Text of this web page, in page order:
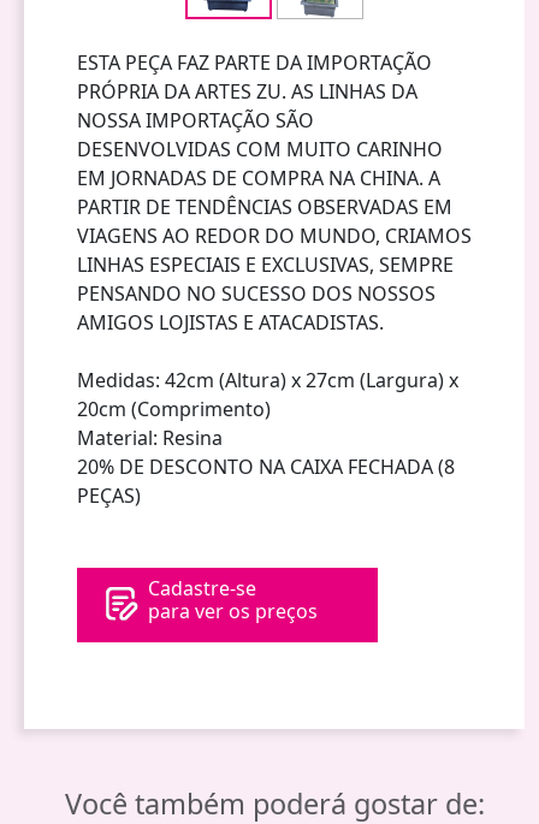
ESTA PEÇA FAZ PARTE DA IMPORTAÇÃO
PRÓPRIA DA ARTES ZU. AS LINHAS DA
NOSSA IMPORTAÇÃO SÃO
DESENVOLVIDAS COM MUITO CARINHO
EM JORNADAS DE COMPRA NA CHINA. A
PARTIR DE TENDÊNCIAS OBSERVADAS EM
VIAGENS AO REDOR DO MUNDO, CRIAMOS
LINHAS ESPECIAIS E EXCLUSIVAS, SEMPRE
PENSANDO NO SUCESSO DOS NOSSOS
AMIGOS LOJISTAS E ATACADISTAS.
Medidas: 42cm (Altura) x 27cm (Largura) x
20cm (Comprimento)
Material: Resina
20% DE DESCONTO NA CAIXA FECHADA (8
PEÇAS)
Cadastre-se
para ver os preços
Você também poderá gostar de: